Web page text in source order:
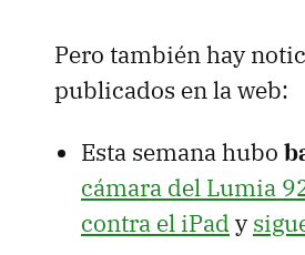
Pero también hay
publicados en la web:
Esta semana hubo
cámara del Lumia
contra el iPad y